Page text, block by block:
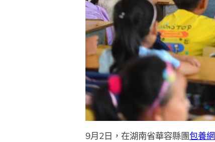
9月2日，在湖南省華容縣團包養網